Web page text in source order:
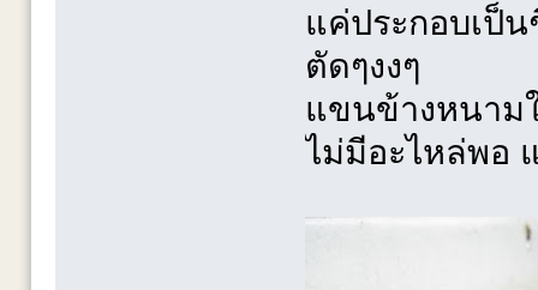
แค่ประกอบเป็
ตัดๆงงๆ
แขนข้างหนาม
ไม่มีอะไหล่พอ